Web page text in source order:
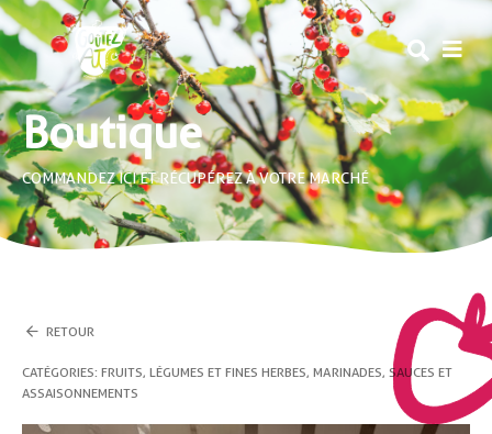
Boutique
COMMANDEZ ICI ET RÉCUPÉREZ À VOTRE MARCHÉ
RETOUR
CATÉGORIES :FRUITS, LÉGUMES ET FINES HERBES,MARINADES, SAUCES ET
ASSAISONNEMENTS